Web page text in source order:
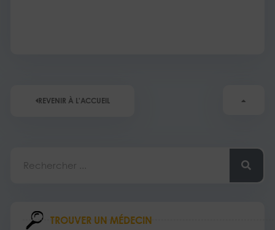
REVENIR À L'ACCUEIL
TROUVER UN MÉDECIN